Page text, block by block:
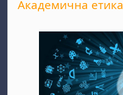
Академична етика